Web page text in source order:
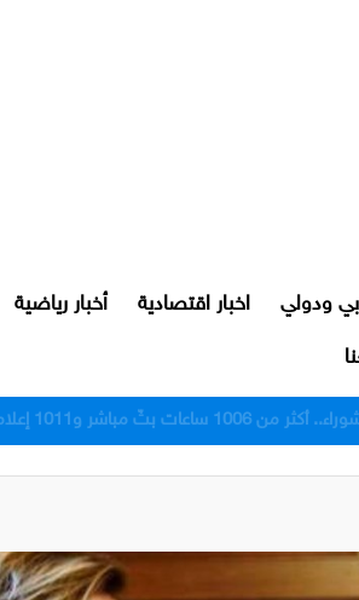
ودولي اخبار اقتصادية أخبار رياضية
النجف بعد اعتدائهم على مواطن